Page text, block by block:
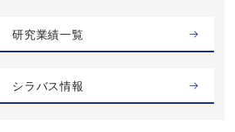
研究業績一覧
シラバス情報